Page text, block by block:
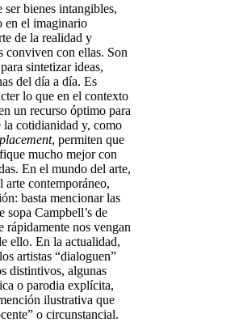
ser bienes intangibles,
en el imaginario
de la realidad y
conviven con ellas. Son
sintetizar ideas,
del día a día. Es
lo que en el contexto
un recurso óptimo para
la cotidianidad y, como
, permiten que
mucho mejor con
En el mundo del arte,
arte contemporáneo,
basta mencionar las
sopa Campbell’s de
rápidamente nos vengan
ello. En la actualidad,
artistas “dialoguen”
distintivos, algunas
o parodia explícita,
ilustrativa que
o circunstancial.